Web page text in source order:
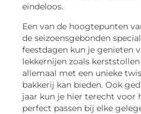
eindeloos.
Een van de hoogtepunten
de seizoensgebonden
feestdagen kun je genieten
lekkernijen zoals
allemaal met een unieke
bakkerij kan bieden. Ook
jaar kun je hier terecht voor
perfect passen bij elke